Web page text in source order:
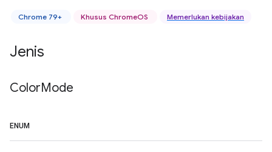
Chrome 79+ Khusus ChromeOS Memerlukan kebijakan
Jenis
ColorMode
ENUM